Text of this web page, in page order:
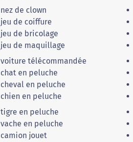
nez de clown
jeu de coiffure
jeu de bricolage
jeu de maquillage
voiture télécommandée
chat en peluche
cheval en peluche
chien en peluche
tigre en peluche
vache en peluche
camion jouet